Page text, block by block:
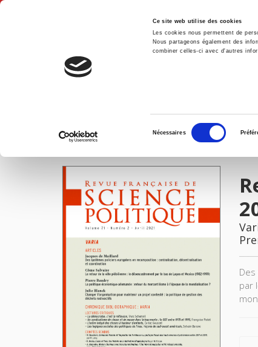
Ce site web utilise des cookies
Les cookies nous permettent de
Nous partageons également des
combiner celles-ci avec d'autres
consentement
Nécessaires
IMAGES
par